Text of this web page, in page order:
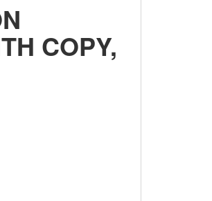
COPY,